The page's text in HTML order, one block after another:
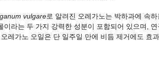
vulgare로 알려진 오레가노는 박하과에 속
이라는 두 가지 강력한 성분이 포함되어 있으며,
레가노 오일은 단 일주일 만에 비듬 제거에도 효